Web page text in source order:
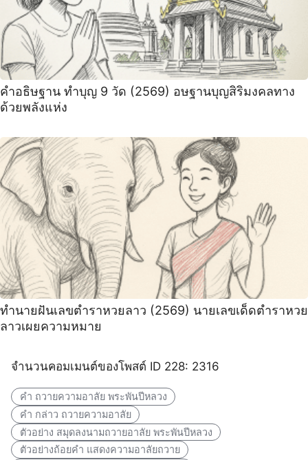
คำอธิษฐาน ทำบุญ 9 วัด (2569) อษฐานบุญสิริมงคลทาง
ด้วยพลังแห่ง
ทำนายฝันเลขตำราหวยลาว (2569) นายเลขเด็ดตำราหวย
ลาวเผยความหมาย
จำนวนคอมเมนต์ของโพสต์ ID 228: 2316
คํา ถวายความอาลัย พระพันปีหลวง
คำ กล่าว ถวายความอาลัย
ตัวอย่าง สมุดลงนามถวายอาลัย พระพันปีหลวง
ตัวอย่างถ้อยคำ แสดงความอาลัยถวาย